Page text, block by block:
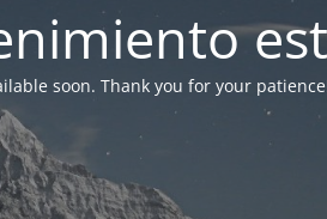
soon. Thank you for your